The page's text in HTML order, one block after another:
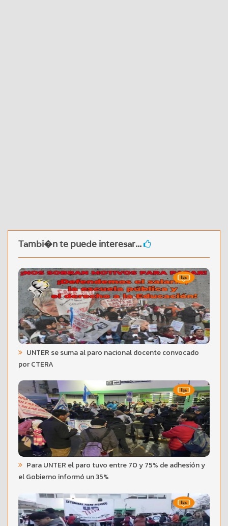
Tambi�n te puede interesar...
UNTER se suma al paro nacional docente convocado
por CTERA
Para UNTER el paro tuvo entre 70 y 75% de adhesión y
el Gobierno informó un 35%